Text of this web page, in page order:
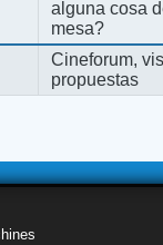
alguna cosa
mesa?
Cineforum,
propuestas